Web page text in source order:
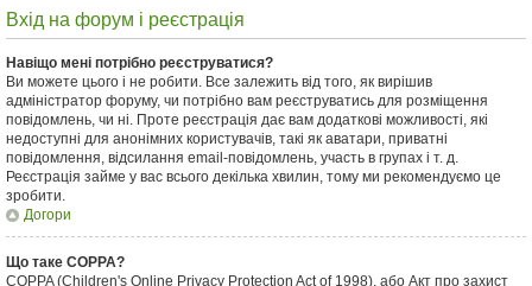
Вхід на форум і реєстрація
Навіщо мені потрібно реєструватися?
Ви можете цього і не робити. Все залежить від того, як вирішив
адміністратор форуму, чи потрібно вам реєструватись для розміщення
повідомлень, чи ні. Проте реєстрація дає вам додаткові можливості, які
недоступні для анонімних користувачів, такі як аватари, приватні
повідомлення, відсилання email-повідомлень, участь в групах і т. д.
Реєстрація займе у вас всього декілька хвилин, тому ми рекомендуємо це
зробити.
Догори
Що таке COPPA?
COPPA (Children's Online Privacy Protection Act of 1998), або Акт про захист